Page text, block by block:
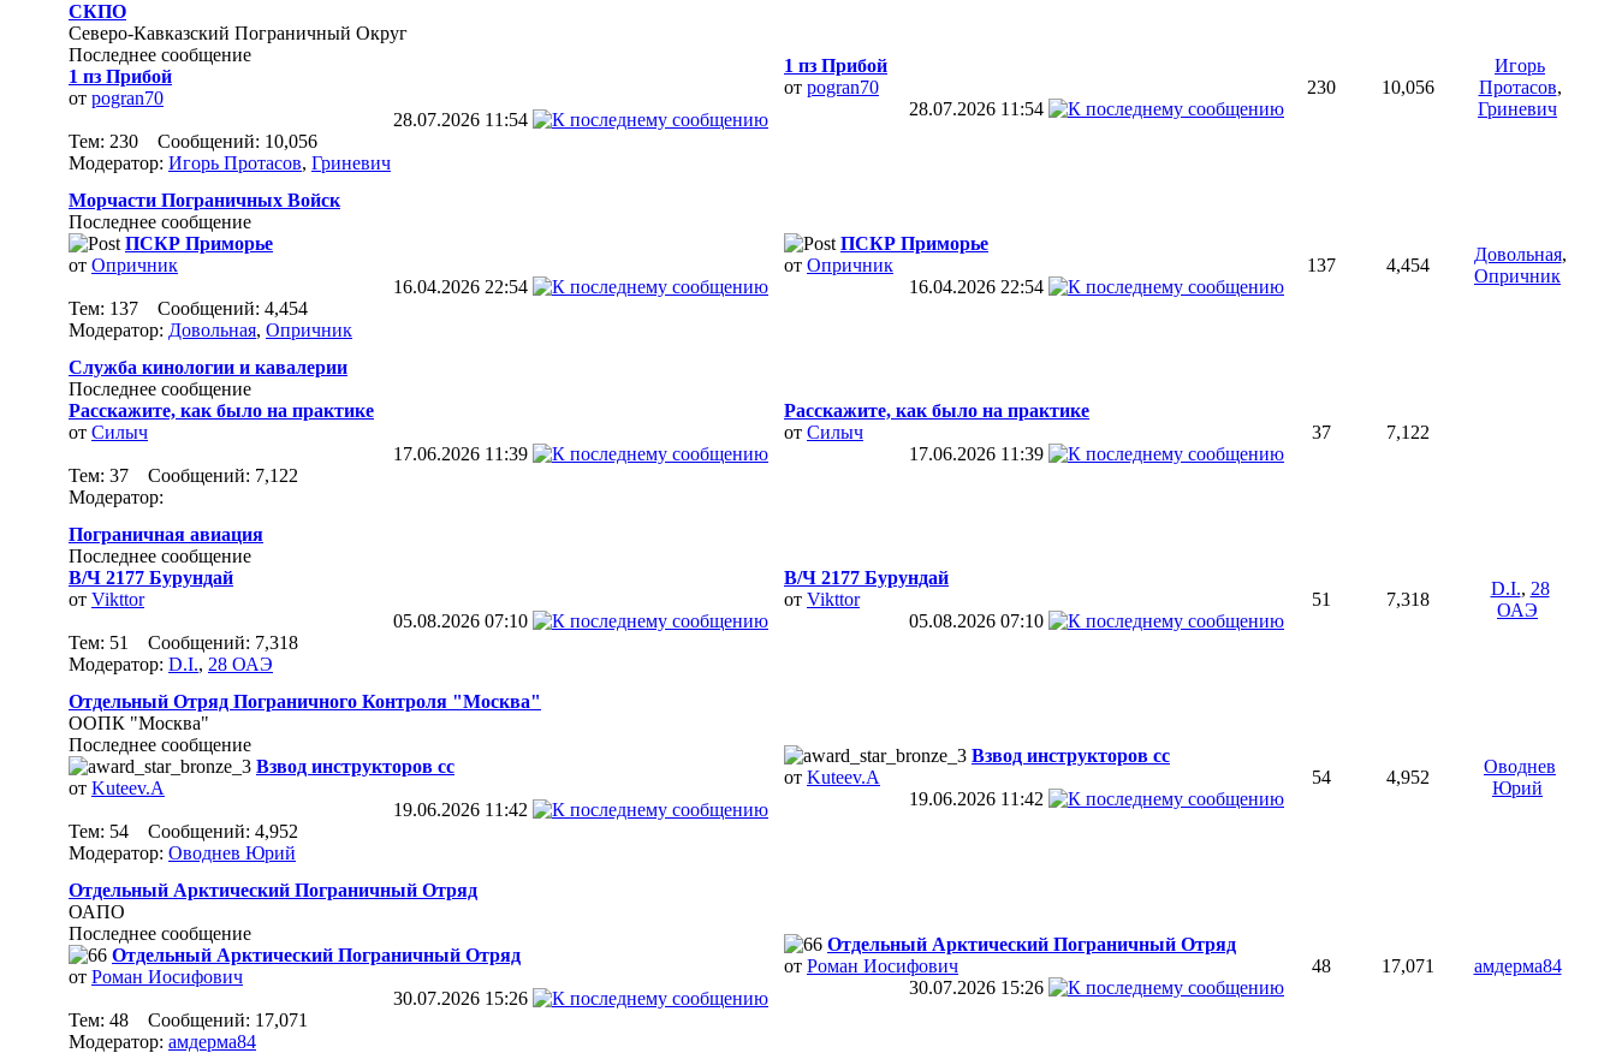
СКПО
Северо-Кавказский Пограничный Округ
Последнее сообщение
1 пз Прибой
от pogran70
28.07.2026 11:54
Тем: 230 Сообщений: 10,056
Модератор: Игорь Протасов, Гриневич
1 пз Прибой
от pogran70
28.07.2026 11:54
230 10,056
Игорь
Протасов,
Гриневич
Морчасти Пограничных Войск
Последнее сообщение
ПСКР Приморье
от Опричник
16.04.2026 22:54
Тем: 137 Сообщений: 4,454
Модератор: Довольная, Опричник
ПСКР Приморье
от Опричник
16.04.2026 22:54
137 4,454
Довольная,
Опричник
Служба кинологии и кавалерии
Последнее сообщение
Расскажите, как было на практике
от Силыч
17.06.2026 11:39
Тем: 37 Сообщений: 7,122
Модератор:
Расскажите, как было на практике
от Силыч
17.06.2026 11:39
37 7,122
Пограничная авиация
Последнее сообщение
В/Ч 2177 Бурундай
от Vikttor
05.08.2026 07:10
Тем: 51 Сообщений: 7,318
Модератор: D.I., 28 ОАЭ
В/Ч 2177 Бурундай
от Vikttor
05.08.2026 07:10
51 7,318
D.I., 28
ОАЭ
Отдельный Отряд Пограничного Контроля "Москва"
ООПК "Москва"
Последнее сообщение
Взвод инструкторов сс
от Kuteev.A
19.06.2026 11:42
Тем: 54 Сообщений: 4,952
Модератор: Оводнев Юрий
Взвод инструкторов сс
от Kuteev.A
19.06.2026 11:42
54 4,952
Оводнев
Юрий
Отдельный Арктический Пограничный Отряд
ОАПО
Последнее сообщение
Отдельный Арктический Пограничный Отряд
от Роман Иосифович
30.07.2026 15:26
Тем: 48 Сообщений: 17,071
Модератор: амдерма84
Отдельный Арктический Пограничный Отряд
от Роман Иосифович
30.07.2026 15:26
48 17,071 амдерма84